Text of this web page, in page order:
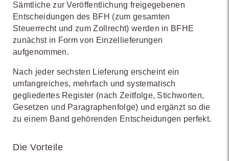
Sämtliche zur Veröffentlichung freigegebenen
Entscheidungen des BFH (zum gesamten
Steuerrecht und zum Zollrecht) werden in BFHE
zunächst in Form von Einzellieferungen
aufgenommen.
Nach jeder sechsten Lieferung erscheint ein
umfangreiches, mehrfach und systematisch
gegliedertes Register (nach Zeitfolge, Stichworten,
Gesetzen und Paragraphenfolge) und ergänzt so die
zu einem Band gehörenden Entscheidungen perfekt.
Die Vorteile